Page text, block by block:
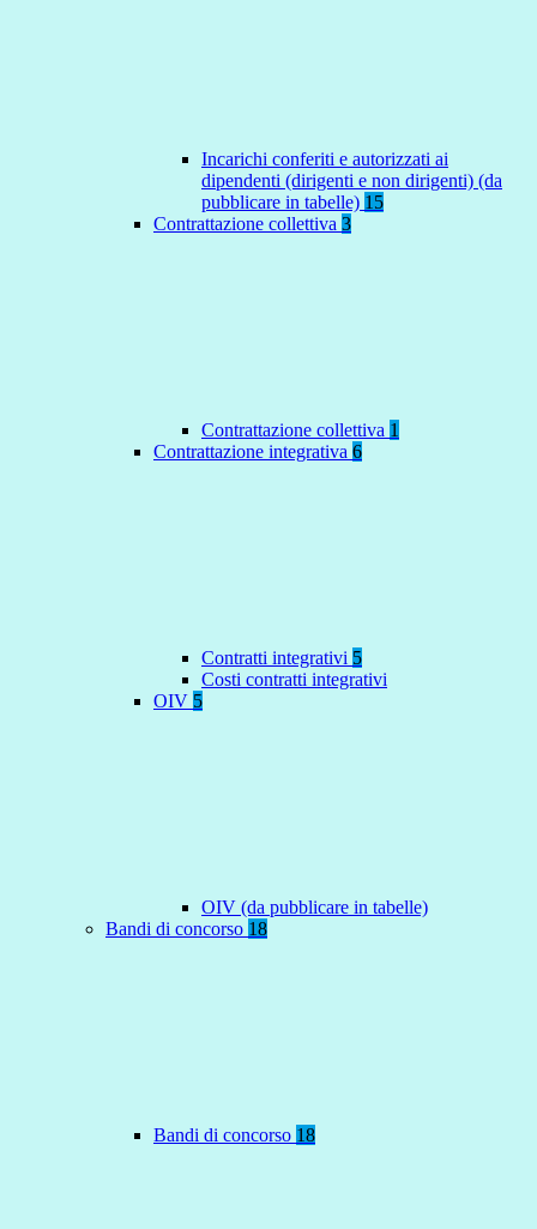
Incarichi conferiti e autorizzati ai
dipendenti (dirigenti e non dirigenti) (da
pubblicare in tabelle) 15
Contrattazione collettiva 3
Contrattazione collettiva 1
Contrattazione integrativa 6
Contratti integrativi 5
Costi contratti integrativi
OIV 5
OIV (da pubblicare in tabelle)
Bandi di concorso 18
Bandi di concorso 18